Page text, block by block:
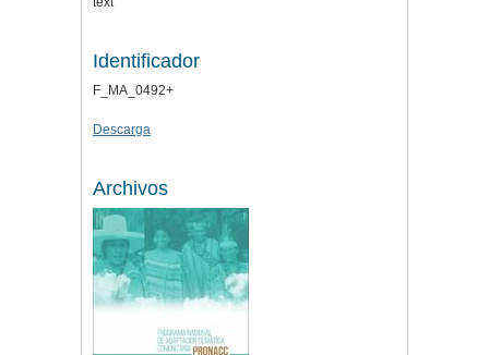
Identificador
F_MA_0492+
Descarga
Archivos